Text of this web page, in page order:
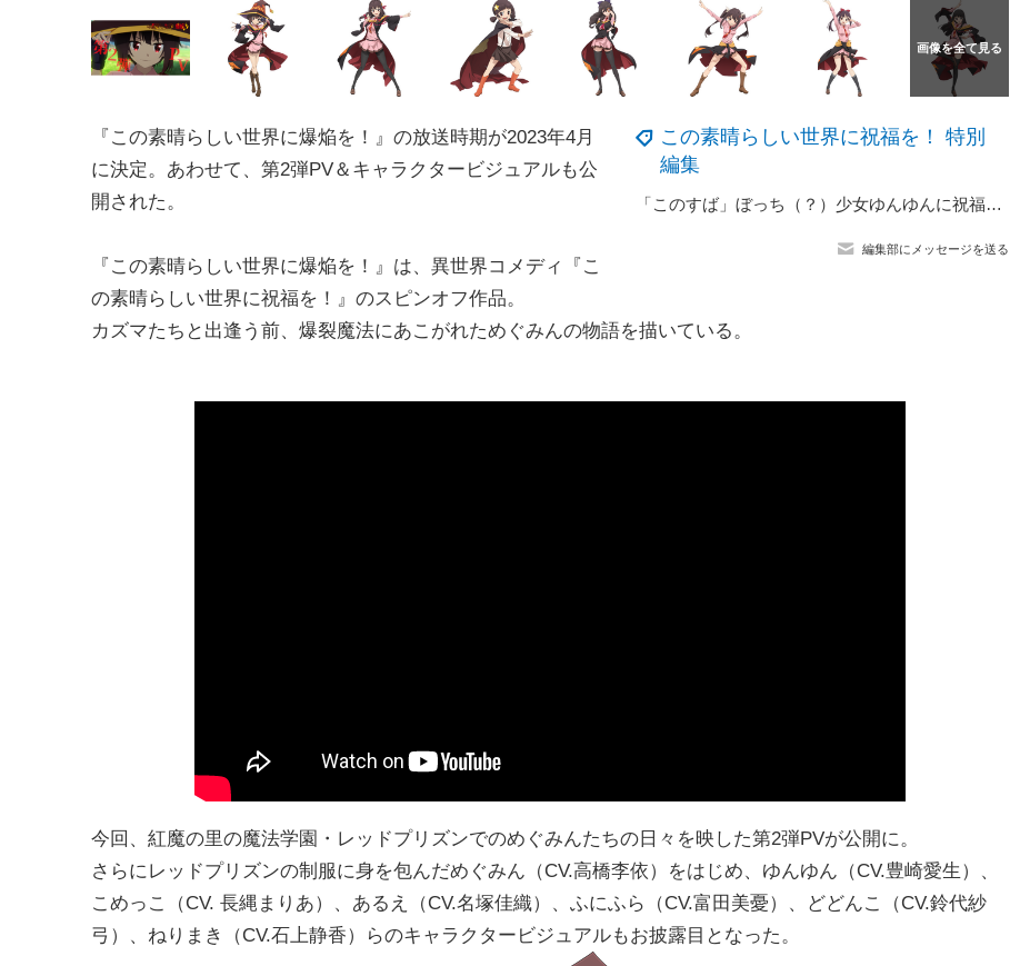
この素晴らしい世界に祝福を！ 特別
編集
「このすば」ぼっち（？）少女ゆんゆんに祝福を！ チャイナ服・ドレスなど描き下ろしグッズ満載のバースデーくじ登場
編集部にメッセージを送る
『この素晴らしい世界に爆焔を！』の放送時期が2023年4月
に決定。あわせて、第2弾PV＆キャラクタービジュアルも公
開された。
『この素晴らしい世界に爆焔を！』は、異世界コメディ『こ
の素晴らしい世界に祝福を！』のスピンオフ作品。
カズマたちと出逢う前、爆裂魔法にあこがれためぐみんの物語を描いている。
今回、紅魔の里の魔法学園・レッドプリズンでのめぐみんたちの日々を映した第2弾PVが公開に。
さらにレッドプリズンの制服に身を包んだめぐみん（CV.高橋李依）をはじめ、ゆんゆん（CV.豊崎愛生）、
こめっこ（CV. 長縄まりあ）、あるえ（CV.名塚佳織）、ふにふら（CV.富田美憂）、どどんこ（CV.鈴代紗
弓）、ねりまき（CV.石上静香）らのキャラクタービジュアルもお披露目となった。